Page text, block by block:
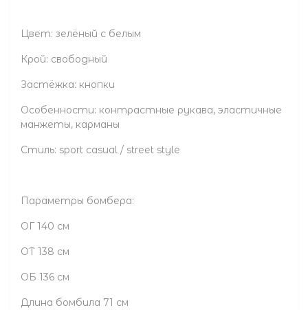
Цвет: зелёный с белым
Крой: свободный
Застёжка: кнопки
Особенности: контрастные рукава, эластичные
манжеты, карманы
Стиль: sport casual / street style
Параметры бомбера:
ОГ 140 см
ОТ 138 см
ОБ 136 см
Длина бомбила 71 см